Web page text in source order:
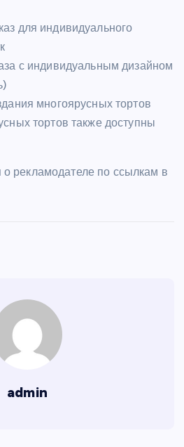
для индивидуального
с индивидуальным дизайном
многоярусных тортов
тортов также доступны
рекламодателе по ссылкам в
admin